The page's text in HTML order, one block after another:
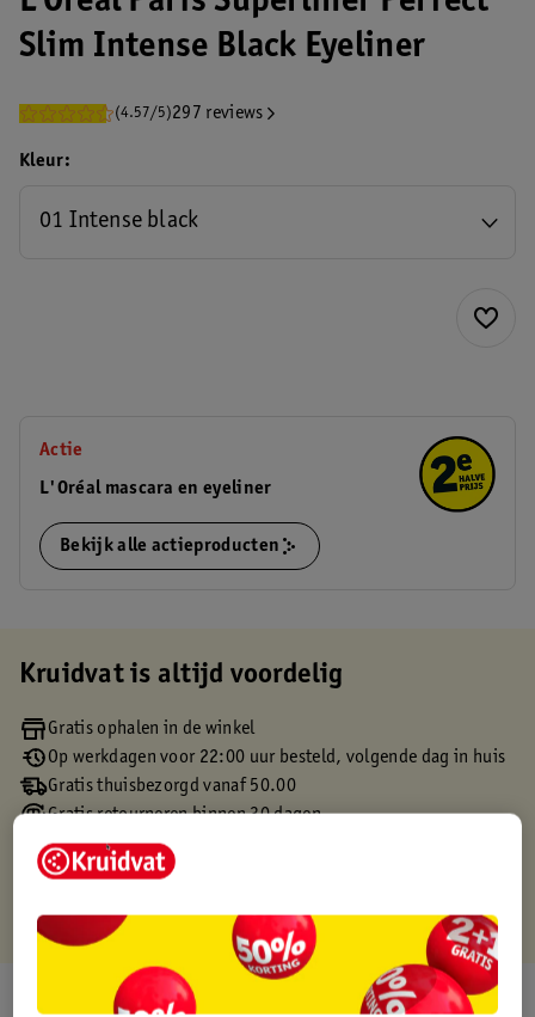
Slim Intense Black Eyeliner
(4.57/5)297 reviews
Kleur
01 Intense black
Actie
L'Oréal mascara en eyeliner
Bekijk alle actieproducten
Kruidvat is altijd voordelig
Gratis ophalen in de winkel
Op werkdagen voor 22:00 uur besteld, volgende dag in huis
Gratis thuisbezorgd vanaf 50.00
Gratis retourneren binnen 30 dagen
Gratis punten met je Kruidvat kaart
Over dit product